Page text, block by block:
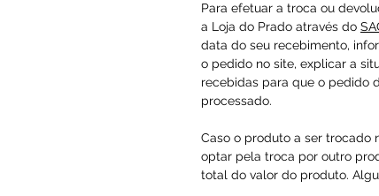
Para efetuar a troca ou
a Loja do Prado através do
data do seu recebimento,
o pedido no site, explicar a
recebidas para que o pedido
processado.
Caso o produto a ser trocado
optar pela troca por outro
total do valor do produto.